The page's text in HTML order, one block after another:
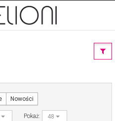
Nowości
Pokaż: 48